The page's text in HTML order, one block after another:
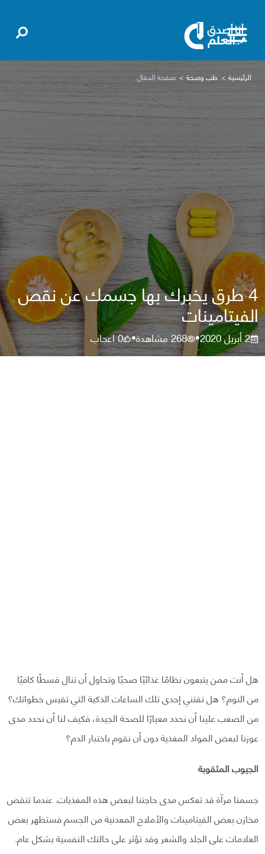
الرئيسية طب وصحة صفحة المقال
4 طرق يخبرك بها جسمك عن نقص
الفيتامينات
2 أبريل 2020 •
268مشاهدة•
0اعجاب
هل أنت ممن يتبعون نظامًا غذائيًا صحيًا وتحاول أن تنال قسطًا كافيًا
من النوم؟ هل تقتني إحدى تلك الساعات الذكية التي تقيس خطواتك؟
من الصعب علينا أن نحدد معيارًا للصحة الجيدة، فكيف لنا أن نحدد مدى
عوزنا لبعض المواد المغذية دون أن نقوم باختبار الدم؟
الجيوب المثقوبة
جسمنا مرآة قد تعكس مدى حاجتنا لبعض هذه المغذيات. عندما تنقص
مخازن بعض الفيتامينات والأملاح المعدنية من الجسم فستظهر بعض
العلامات على الجلد والشعر وقد تؤثر على حالتك النفسية بشكل عام.